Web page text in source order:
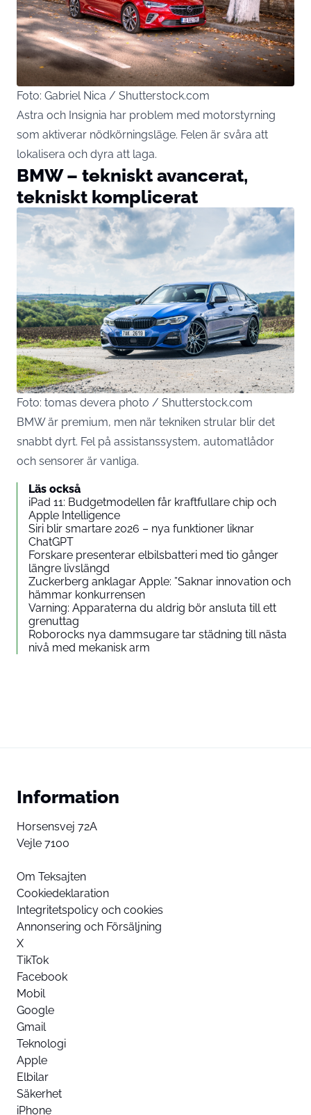
Foto: Gabriel Nica / Shutterstock.com
Astra och Insignia har problem med motorstyrning
som aktiverar nödkörningsläge. Felen är svåra att
lokalisera och dyra att laga.
BMW – tekniskt avancerat,
tekniskt komplicerat
Foto: tomas devera photo / Shutterstock.com
BMW är premium, men när tekniken strular blir det
snabbt dyrt. Fel på assistanssystem, automatlådor
och sensorer är vanliga.
Läs också
iPad 11: Budgetmodellen får kraftfullare chip och
Apple Intelligence
Siri blir smartare 2026 – nya funktioner liknar
ChatGPT
Forskare presenterar elbilsbatteri med tio gånger
längre livslängd
Zuckerberg anklagar Apple: ”Saknar innovation och
hämmar konkurrensen
Varning: Apparaterna du aldrig bör ansluta till ett
grenuttag
Roborocks nya dammsugare tar städning till nästa
nivå med mekanisk arm
Information
Horsensvej 72A
Vejle 7100
Om Teksajten
Cookiedeklaration
Integritetspolicy och cookies
Annonsering och Försäljning
X
TikTok
Facebook
Mobil
Google
Gmail
Teknologi
Apple
Elbilar
Säkerhet
iPhone